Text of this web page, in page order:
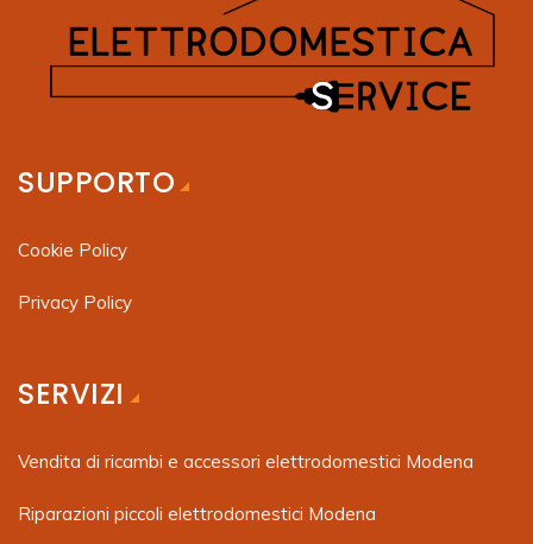
SUPPORTO
Cookie Policy
Privacy Policy
SERVIZI
Vendita di ricambi e accessori elettrodomestici Modena
Riparazioni piccoli elettrodomestici Modena